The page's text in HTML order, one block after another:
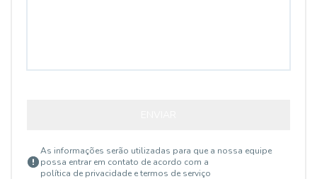
As informações serão utilizadas para que a nossa equipe
possa entrar em contato de acordo com a
política de privacidade e termos de serviço